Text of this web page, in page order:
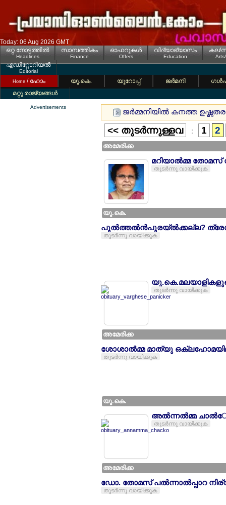
Today: 06 Aug 2026 GMT
ഒറ്റ നോട്ടത്തില്‍
Headlines
സാമ്പത്തികം
Finance
ഓഫറുകള്‍
Offers
വിദ്യാഭ്യാസം
Education
കല/
എഡിറ്റോറിയല്‍
Editorial
Home / ഹോം യൂ.കെ. യൂറോപ്പ് ജര്‍മനി
മറ്റു രാജ്യങ്ങള്‍
Advertisements
ജര്‍മ്മനിയില്‍ കനത്ത
<< തുടര്‍ന്നുള്ളവ : 1 2
അമേരിക്ക
മറിയാല്‍മ്മ തോമസ്
തുടര്‍ന്നു വായിക്കുക
യൂ.കെ.
പുല്‍ത്തല്‍ന്‍പുരയ്ല്‍ക്കല്ല?
തുടര്‍ന്നു വായിക്കുക
തുടര്‍ന്നു വായിക്കുക
അമേരിക്ക
ശോശാല്‍മ്മ മാത്യു
തുടര്‍ന്നു വായിക്കുക
യൂ.കെ.
അല്‍ന്നല്‍മ്മ
തുടര്‍ന്നു വായിക്കുക
അമേരിക്ക
ഡോ. തോമസ് പല്‍ന്നാല്‍പ്പാറ
തുടര്‍ന്നു വായിക്കുക